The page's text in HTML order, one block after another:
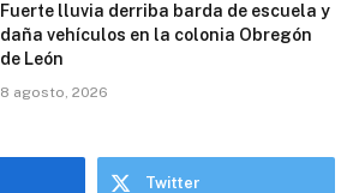
Fuerte lluvia derriba barda de escuela y
daña vehículos en la colonia Obregón
de León
8 agosto, 2026
Twitter